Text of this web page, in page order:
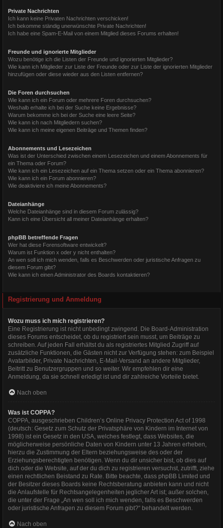
Private Nachrichten
Ich kann keine Privaten Nachrichten verschicken!
Ich bekomme ständig unerwünschte Private Nachrichten!
Ich habe eine Spam-E-Mail von einem Mitglied dieses Forums erhalten!
Freunde und ignorierte Mitglieder
Wozu benötige ich die Listen der Freunde und ignorierten Mitglieder?
Wie kann ich Mitglieder zur Liste der Freunde oder zur Liste der ignorierten Mitglieder
hinzufügen oder diese wieder aus den Listen entfernen?
Die Foren durchsuchen
Wie kann ich ein Forum oder mehrere Foren durchsuchen?
Weshalb erhalte ich bei der Suche keine Ergebnisse?
Warum bekomme ich bei der Suche eine leere Seite?
Wie kann ich nach Mitgliedern suchen?
Wie kann ich meine eigenen Beiträge und Themen finden?
Abonnements und Lesezeichen
Was ist der Unterschied zwischen einem Lesezeichen und einem Abonnements für
ein Thema oder Forum?
Wie kann ich ein Lesezeichen auf ein Thema setzen oder ein Thema abonnieren?
Wie kann ich ein Forum abonnieren?
Wie deaktiviere ich meine Abonnements?
Dateianhänge
Welche Dateianhänge sind in diesem Forum zulässig?
Kann ich eine Übersicht all meiner Dateianhänge erhalten?
phpBB betreffende Fragen
Wer hat diese Forensoftware entwickelt?
Warum ist Funktion x oder y nicht enthalten?
An wen soll ich mich wenden, falls es Beschwerden oder juristische Anfragen zu
diesem Forum gibt?
Wie kann ich einen Administrator des Boards kontaktieren?
Registrierung und Anmeldung
Wozu muss ich mich registrieren?
Eine Registrierung ist nicht unbedingt zwingend. Die Board-Administration
dieses Forums entscheidet, ob du registriert sein musst, um Beiträge zu
schreiben. Auf jeden Fall erhältst du als registriertes Mitglied Zugriff auf
zusätzliche Funktionen, die Gästen nicht zur Verfügung stehen: zum Beispiel
Avatarbilder, Private Nachrichten, E-Mail-Versand an andere Mitglieder,
Beitritt zu Benutzergruppen und so weiter. Wir empfehlen dir eine
Anmeldung, da sie schnell erledigt ist und dir zahlreiche Vorteile bietet.
Nach oben
Was ist COPPA?
COPPA, ausgeschrieben Children’s Online Privacy Protection Act of 1998
(deutsch: Gesetz zum Schutz der Privatsphäre von Kindern im Internet von
1998) ist ein Gesetz in den USA, welches festlegt, dass Websites, die
möglicherweise persönliche Daten von Kindern unter 13 Jahren erheben,
hierzu die Zustimmung der Eltern beziehungsweise des oder der
Erziehungsberechtigten benötigen. Wenn du dir unsicher bist, ob dies auf
dich oder die Website, auf der du dich zu registrieren versuchst, zutrifft, ziehe
einen rechtlichen Beistand zu Rate. Bitte beachte, dass phpBB Limited und
der Besitzer dieses Boards keine Rechtsberatung anbieten kann und nicht
die Anlaufstelle für Rechtsangelegenheiten jeglicher Art ist; außer solchen,
die unter der Frage „An wen soll ich mich wenden, falls es Beschwerden
oder juristische Anfragen zu diesem Forum gibt?“ behandelt werden.
Nach oben